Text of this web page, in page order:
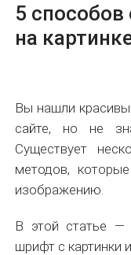
5
на
Вы нашли
сайте, но не
Существует
методов,
изображению.
В этой статье —
шрифт с картинки